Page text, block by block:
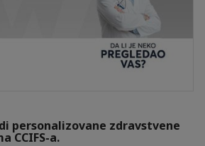
personalizovane zdravstvene
CCIFS-a.